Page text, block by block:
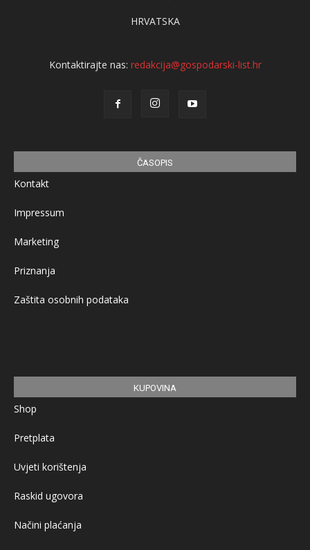
HRVATSKA
Kontaktirajte nas: redakcija@gospodarski-list.hr
ČASOPIS
Kontakt
Impressum
Marketing
Priznanja
Zaštita osobnih podataka
KUPOVINA
Shop
Pretplata
Uvjeti korištenja
Raskid ugovora
Načini plaćanja